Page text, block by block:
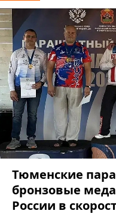
Тюменские
бронзовые
России в